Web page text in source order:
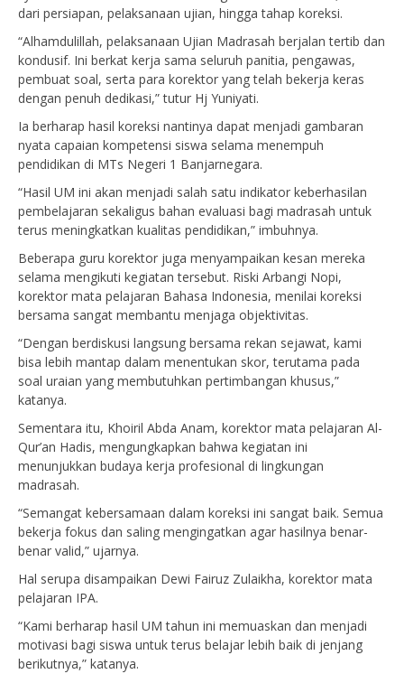
dari persiapan, pelaksanaan ujian, hingga tahap koreksi.
“Alhamdulillah, pelaksanaan Ujian Madrasah berjalan tertib dan
kondusif. Ini berkat kerja sama seluruh panitia, pengawas,
pembuat soal, serta para korektor yang telah bekerja keras
dengan penuh dedikasi,” tutur Hj Yuniyati.
Ia berharap hasil koreksi nantinya dapat menjadi gambaran
nyata capaian kompetensi siswa selama menempuh
pendidikan di MTs Negeri 1 Banjarnegara.
“Hasil UM ini akan menjadi salah satu indikator keberhasilan
pembelajaran sekaligus bahan evaluasi bagi madrasah untuk
terus meningkatkan kualitas pendidikan,” imbuhnya.
Beberapa guru korektor juga menyampaikan kesan mereka
selama mengikuti kegiatan tersebut. Riski Arbangi Nopi,
korektor mata pelajaran Bahasa Indonesia, menilai koreksi
bersama sangat membantu menjaga objektivitas.
“Dengan berdiskusi langsung bersama rekan sejawat, kami
bisa lebih mantap dalam menentukan skor, terutama pada
soal uraian yang membutuhkan pertimbangan khusus,”
katanya.
Sementara itu, Khoiril Abda Anam, korektor mata pelajaran Al-
Qur’an Hadis, mengungkapkan bahwa kegiatan ini
menunjukkan budaya kerja profesional di lingkungan
madrasah.
“Semangat kebersamaan dalam koreksi ini sangat baik. Semua
bekerja fokus dan saling mengingatkan agar hasilnya benar-
benar valid,” ujarnya.
Hal serupa disampaikan Dewi Fairuz Zulaikha, korektor mata
pelajaran IPA.
“Kami berharap hasil UM tahun ini memuaskan dan menjadi
motivasi bagi siswa untuk terus belajar lebih baik di jenjang
berikutnya,” katanya.